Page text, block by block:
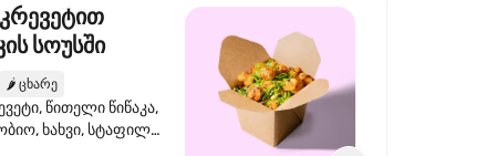
სოუსში
🌶️ ცხარე
წითელი წიწაკა,
ხახვი, სტაფილო,